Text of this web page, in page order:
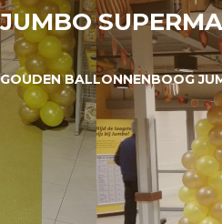
JUMBO
GOUDEN BALLONNENBOOG